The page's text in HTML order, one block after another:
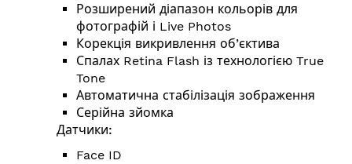
Розширений діапазон кольорів для
фотографій і Live Photos
Корекція викривлення об’єктива
Спалах Retina Flash із технологією True
Tone
Автоматична стабілізація зображення
Серійна зйомка
Датчики:
Face ID